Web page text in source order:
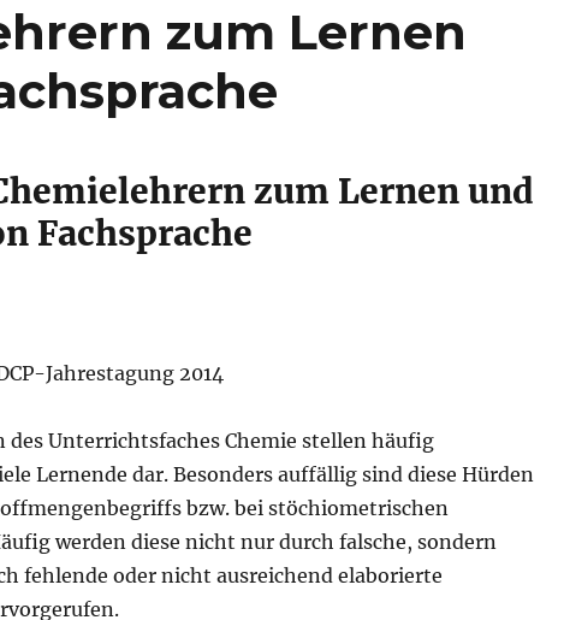
zum Lernen
zum Lernen und
Fachsprache
Jahrestagung 2014
des Unterrichtsfaches Chemie stellen häufig
Lernende dar. Besonders auffällig sind diese Hürden
bzw. bei stöchiometrischen
werden diese nicht nur durch falsche, sondern
fehlende oder nicht ausreichend elaborierte